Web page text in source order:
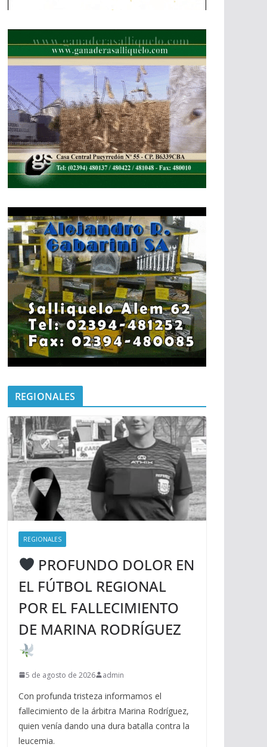
REGIONALES
REGIONALES
PROFUNDO DOLOR EN
EL FÚTBOL REGIONAL
POR EL FALLECIMIENTO
DE MARINA RODRÍGUEZ
5 de agosto de 2026 admin
Con profunda tristeza informamos el
fallecimiento de la árbitra Marina Rodríguez,
quien venía dando una dura batalla contra la
leucemia.